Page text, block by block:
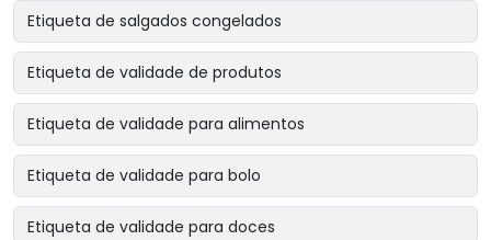
Etiqueta de salgados congelados
Etiqueta de validade de produtos
Etiqueta de validade para alimentos
Etiqueta de validade para bolo
Etiqueta de validade para doces